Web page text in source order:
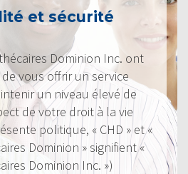
et sécurité
Dominion Inc. ont
de vous offrir un service
un niveau élevé de
de votre droit à la vie
politique, « CHD » et «
Dominion » signifient «
Dominion Inc. »)